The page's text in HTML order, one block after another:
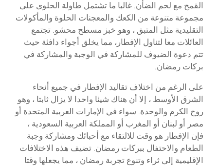
القمح مع لحم الضأن. غالبا ما تشتمل طاولة الحلوى على
مجموعة متنوعة من الكعك والمعجنات الحلوة والمأكولات
التقليدية مثل المتبق ، وهو خبز مسطح محشو. تجتمع
العائلات معا لتناول الإفطار، مما يخلق أجواء دافئة حيث
تتم دعوة الضيوف للمشاركة في الوجبة والمشاركة في
بركات رمضان.
على الرغم من اختلاف تقاليد الإفطار في جميع أنحاء
الشرق الأوسط ، إلا أن هناك شيئا واحدا لا يزال ثابتا ، وهو
روح الكرم والوحدة. سواء في الإمارات العربية المتحدة أو
مصر أو لبنان أو المغرب أو المملكة العربية السعودية ،
فإن الإفطار هو وقت للالتقاء مع أحبائك ومشاركة وجبة
الطعام والاحتفال ببركات رمضان. تضيف هذه الاختلافات
الإقليمية إلى ثراء وتنوع تجربة رمضان ، مما يجعلها وقتا